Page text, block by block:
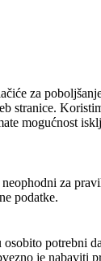
za
stranice.
mogućnost
za
podatke.
potrebni
je nabaviti